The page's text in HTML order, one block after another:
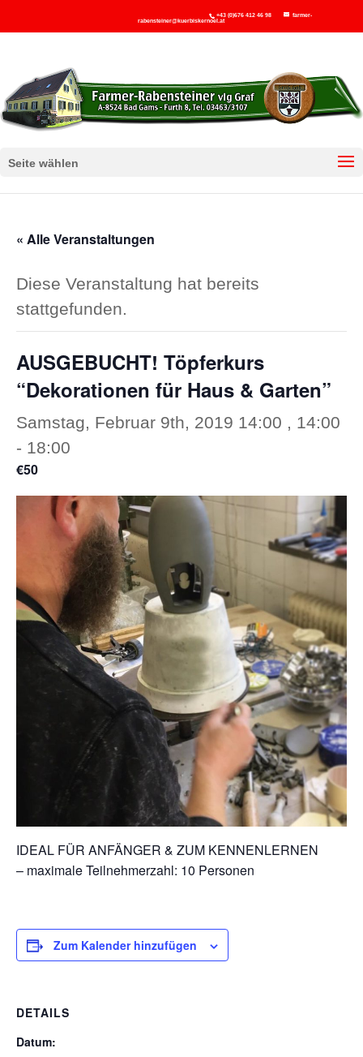
+43 (0)676 412 46 98
farmer-
rabensteiner@kuerbiskernoel.at
Seite wählen
« Alle Veranstaltungen
Diese Veranstaltung hat bereits
stattgefunden.
AUSGEBUCHT! Töpferkurs
“Dekorationen für Haus & Garten”
Samstag, Februar 9th, 2019 14:00 , 14:00
- 18:00
€50
IDEAL FÜR ANFÄNGER & ZUM KENNENLERNEN
– maximale Teilnehmerzahl: 10 Personen
Zum Kalender hinzufügen
DETAILS
Datum: